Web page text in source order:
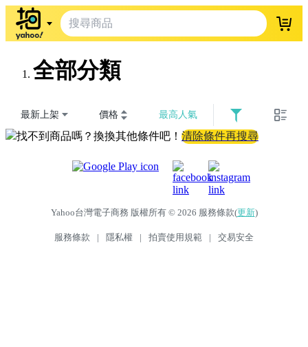
登入
全部分類
最新上架 價格 最高人氣
找不到商品嗎？換換其他條件吧！ 清除條件再搜尋
Yahoo台灣電子商務 版權所有 © 2026 服務條款(更新)
服務條款 | 隱私權 | 拍賣使用規範 | 交易安全